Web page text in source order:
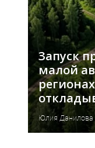
Запуск
малой
Юлия Данилова